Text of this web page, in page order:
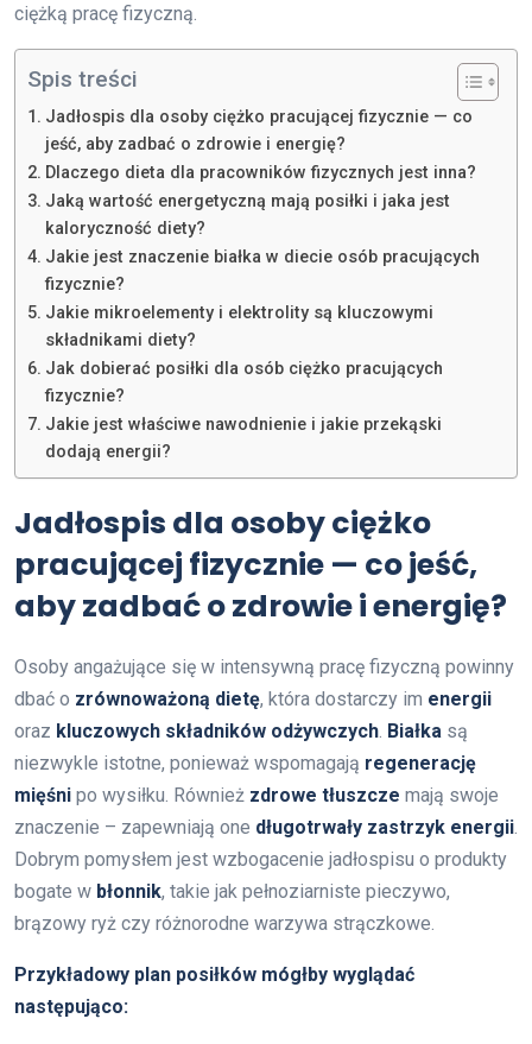
ciężką pracę fizyczną.
Spis treści
Jadłospis dla osoby ciężko pracującej fizycznie — co
jeść, aby zadbać o zdrowie i energię?
Dlaczego dieta dla pracowników fizycznych jest inna?
Jaką wartość energetyczną mają posiłki i jaka jest
kaloryczność diety?
Jakie jest znaczenie białka w diecie osób pracujących
fizycznie?
Jakie mikroelementy i elektrolity są kluczowymi
składnikami diety?
Jak dobierać posiłki dla osób ciężko pracujących
fizycznie?
Jakie jest właściwe nawodnienie i jakie przekąski
dodają energii?
Jadłospis dla osoby ciężko
pracującej fizycznie — co jeść,
aby zadbać o zdrowie i energię?
Osoby angażujące się w intensywną pracę fizyczną powinny
dbać o zrównoważoną dietę, która dostarczy im energii
oraz kluczowych składników odżywczych Białka są
niezwykle istotne, ponieważ wspomagają regenerację
mięśni po wysiłku. Również zdrowe tłuszcze mają swoje
znaczenie – zapewniają one długotrwały zastrzyk energii
Dobrym pomysłem jest wzbogacenie jadłospisu o produkty
bogate w błonnik, takie jak pełnoziarniste pieczywo,
brązowy ryż czy różnorodne warzywa strączkowe.
Przykładowy plan posiłków mógłby wyglądać
następująco: